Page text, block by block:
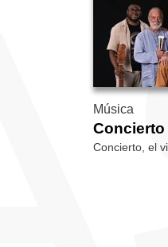
Música
Concierto
Concierto, el